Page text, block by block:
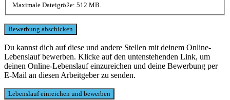
Maximale Dateigröße: 512 MB.
Du kannst dich auf diese und andere Stellen mit deinem Online-
Lebenslauf bewerben. Klicke auf den untenstehenden Link, um
deinen Online-Lebenslauf einzureichen und deine Bewerbung per
E-Mail an diesen Arbeitgeber zu senden.